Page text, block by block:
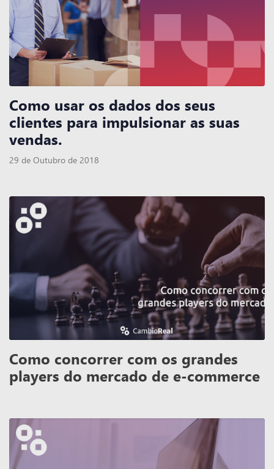
Como usar os dados dos seus
clientes para impulsionar as suas
vendas.
29 de Outubro de 2018
Como concorrer com os grandes
players do mercado de e-commerce